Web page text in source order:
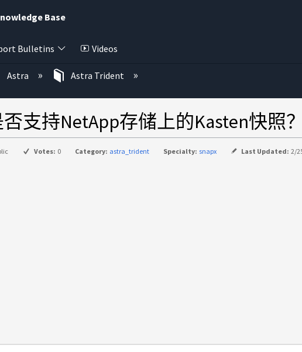
Base
Bulletins Videos
次
Astra Astra Trident
支持NetApp存储上的Kasten快照？
Votes: 0 Category: astra_trident Specialty: snapx Last Updated: 2/